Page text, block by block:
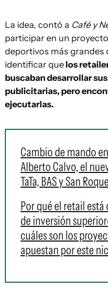
La idea, contó a Café y
participar en un
deportivos más grandes
identificar quelos
buscaban desarrollar
publicitarias, pero
ejecutarlas.
Cambio de mando
Alberto Calvo, el
TaTa, BAS y San
Por qué el retail
de inversión
cuáles son los
apuestan por este